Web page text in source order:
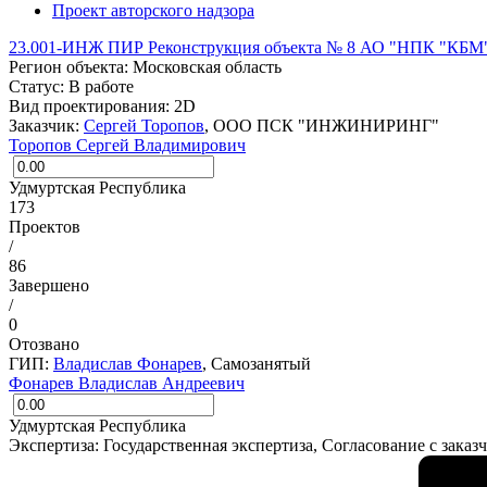
Проект авторского надзора
23.001-ИНЖ ПИР Реконструкция объекта № 8 АО "НПК
Регион объекта: Московская область
Статус: В работе
Вид проектирования: 2D
Заказчик: Сергей Торопов, ООО ПСК "ИНЖИНИРИНГ"
Торопов Сергей Владимирович
Удмуртская Республика
173
Проектов
/
86
Завершено
/
0
Отозвано
ГИП: Владислав Фонарев, Самозанятый
Фонарев Владислав Андреевич
Удмуртская Республика
Экспертиза: Государственная экспертиза, Согласование с